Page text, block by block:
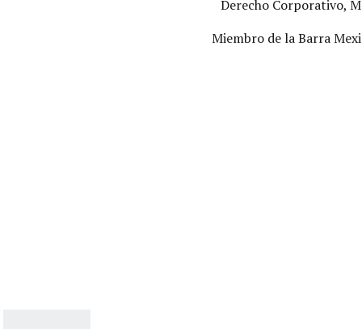
Derecho Corporativo,
Miembro de la Barra